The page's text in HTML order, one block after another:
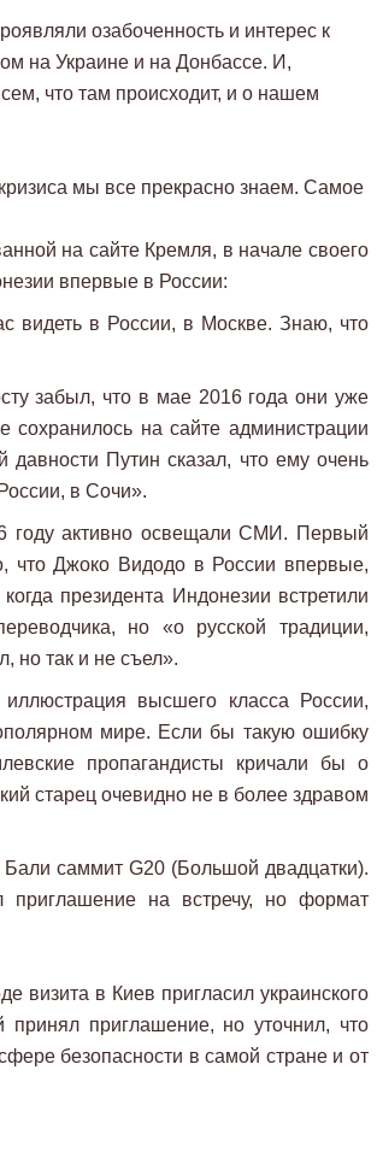
озабоченность и интерес к
на Украине и на Донбассе. И,
что там происходит, и о нашем
мы все прекрасно знаем. Самое
на сайте Кремля, в начале своего
впервые в России:
видеть в России, в Москве. Знаю, что
забыл, что в мае 2016 года они уже
сохранилось на сайте администрации
Путин сказал, что ему очень
в Сочи».
году активно освещали СМИ. Первый
что Джоко Видодо в России впервые,
президента Индонезии встретили
но «о русской традиции,
но так и не съел».
высшего класса России,
мире. Если бы такую ошибку
пропагандисты кричали бы о
старец очевидно не в более здравом
саммит G20 (Большой двадцатки).
на встречу, но формат
визита в Киев пригласил украинского
приглашение, но уточнил, что
безопасности в самой стране и от